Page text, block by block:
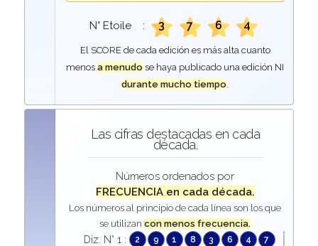
N° Etoile : 3 7 6 4
El SCORE de cada edición es más alta cuanto
menosa menudo se haya publicado una edición NI
durante mucho tiempo.
Las cifras destacadas en cada
década.
Números ordenados por
FRECUENCIA en cada década.
Los números al principio de cada línea son los que
se utilizancon menos frecuencia.
Diz. N° 1 : 2 9 1 8 3 6 4
7